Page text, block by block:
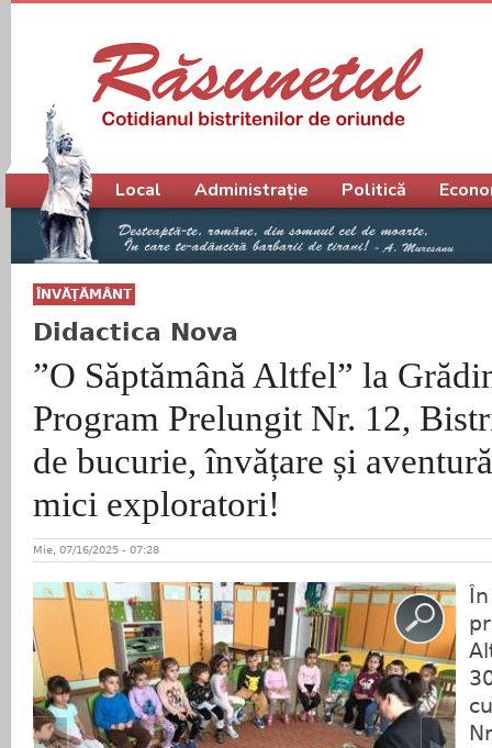
ÎNVĂŢĂMÂNT
Didactica Nova
”O Săptămână Altfel” la
Program Prelungit Nr. 12,
de bucurie, învățare și
mici exploratori!
Mie, 07/16/2025 - 07:28
Meniu principal
Local Administrație Politică